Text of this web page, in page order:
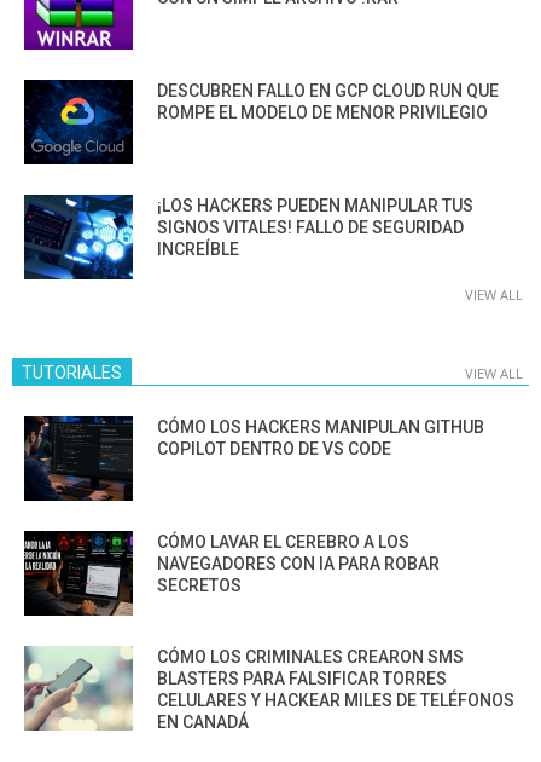
DESCUBREN FALLO EN GCP CLOUD RUN QUE
ROMPE EL MODELO DE MENOR PRIVILEGIO
¡LOS HACKERS PUEDEN MANIPULAR TUS
SIGNOS VITALES! FALLO DE SEGURIDAD
INCREÍBLE
VIEW ALL
TUTORIALES VIEW ALL
CÓMO LOS HACKERS MANIPULAN GITHUB
COPILOT DENTRO DE VS CODE
CÓMO LAVAR EL CEREBRO A LOS
NAVEGADORES CON IA PARA ROBAR
SECRETOS
CÓMO LOS CRIMINALES CREARON SMS
BLASTERS PARA FALSIFICAR TORRES
CELULARES Y HACKEAR MILES DE TELÉFONOS
EN CANADÁ